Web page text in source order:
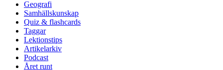
Geografi
Samhällskunskap
Quiz & flashcards
Taggar
Lektionstips
Artikelarkiv
Podcast
Året runt